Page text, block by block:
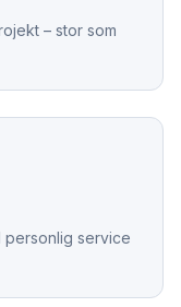
– stor som
personlig service